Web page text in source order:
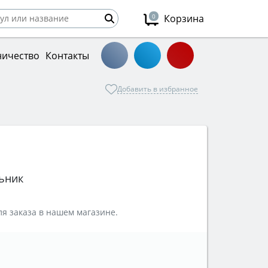
0 Корзина
Контакты
Добавить в избранное
заказа в нашем магазине.